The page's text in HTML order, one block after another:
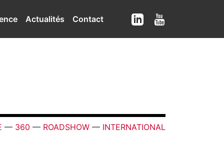
Actualités Contact
— 360 — ROADSHOW — INTERNATIONAL